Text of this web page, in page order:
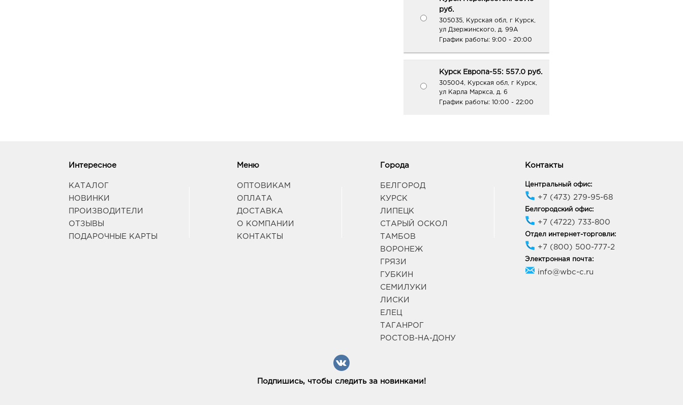
руб.
305035, Курская обл, г Курск,
ул Дзержинского, д. 99А
График работы: 9:00 - 20:00
Курск Европа-55: 557.0 руб.
305004, Курская обл, г Курск,
ул Карла Маркса, д. 6
График работы: 10:00 - 22:00
Интересное
КАТАЛОГ
НОВИНКИ
ПРОИЗВОДИТЕЛИ
ОТЗЫВЫ
ПОДАРОЧНЫЕ КАРТЫ
Меню
ОПТОВИКАМ
ОПЛАТА
ДОСТАВКА
О КОМПАНИИ
КОНТАКТЫ
Города
БЕЛГОРОД
КУРСК
ЛИПЕЦК
СТАРЫЙ ОСКОЛ
ТАМБОВ
ВОРОНЕЖ
ГРЯЗИ
ГУБКИН
СЕМИЛУКИ
ЛИСКИ
ЕЛЕЦ
ТАГАНРОГ
РОСТОВ-НА-ДОНУ
Контакты
Центральный офис:
+7 (473) 279-95-68
Белгородский офис:
+7 (4722) 733-800
Отдел интернет-торговли:
+7 (800) 500-777-2
Электронная почта:
info@wbc-c.ru
Подпишись, чтобы следить за новинками!